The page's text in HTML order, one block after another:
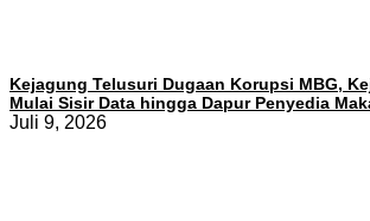
Kejagung Telusuri Dugaan Korupsi MBG,
Mulai Sisir Data hingga Dapur Penyedia
Juli 9, 2026